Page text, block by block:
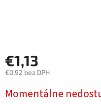
€1,13
€0,92 bez DPH
cena:
Momentálne